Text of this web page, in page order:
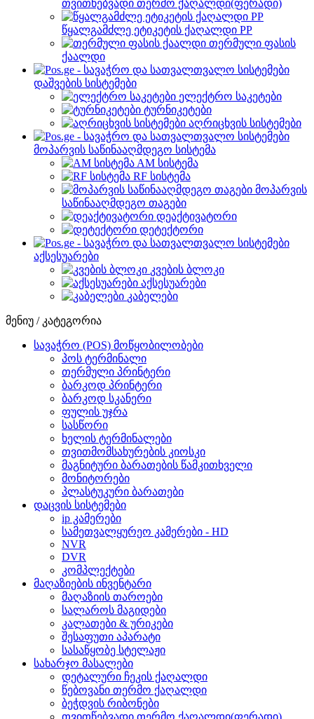
თვითწებვადი თერმო ქაღალდი(ფერადი)
წყალგამძლე ეტიკეტის ქაღალდი PP
თერმული ფასის
ქაალდი
დაშვების სისტემები
ელექტრო საკეტები
ტურნიკეტები
აღრიცხვის სისტემები
მოპარვის საწინააღმდეგო სისტემა
AM სისტემა
RF სისტემა
მოპარვის
საწინააღმდეგო თაგები
დეაქტივატორი
დეტექტორი
აქსესუარები
კვების ბლოკი
აქსესუარები
კაბელები
მენიუ / კატეგორია
სავაჭრო (POS) მოწყობილობები
პოს ტერმინალი
თერმული პრინტერი
ბარკოდ პრინტერი
ბარკოდ სკანერი
ფულის უჯრა
სასწორი
ხელის ტერმინალები
თვითმომსახურების კიოსკი
მაგნიტური ბარათების წამკითხველი
მონიტორები
პლასტუკური ბარათები
დაცვის სისტემები
ip კამერები
სამეთვალყურეო კამერები - HD
NVR
DVR
კომპლექტები
მაღაზიების ინვენტარი
მაღაზიის თაროები
სალაროს მაგიდები
კალათები & ურიკები
შესაფუთი აპარატი
სასაწყობე სტელაჟი
სახარჯო მასალები
დეტალური ჩეკის ქაღალდი
წებოვანი თერმო ქაღალდი
ბეჭდვის რიბონები
თვითწებვადი თერმო ქაღალდი(ფერადი)